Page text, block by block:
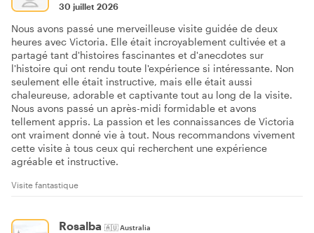
30 juillet 2026
Nous avons passé une merveilleuse visite guidée de deux
heures avec Victoria. Elle était incroyablement cultivée et a
partagé tant d'histoires fascinantes et d'anecdotes sur
l'histoire qui ont rendu toute l'expérience si intéressante. Non
seulement elle était instructive, mais elle était aussi
chaleureuse, adorable et captivante tout au long de la visite.
Nous avons passé un après-midi formidable et avons
tellement appris. La passion et les connaissances de Victoria
ont vraiment donné vie à tout. Nous recommandons vivement
cette visite à tous ceux qui recherchent une expérience
agréable et instructive.
Visite fantastique
Rosalba 🇦🇺Australia